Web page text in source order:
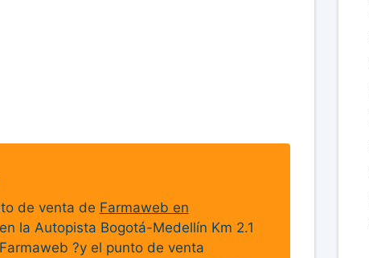
de venta de Farmaweb en
la Autopista Bogotá-Medellín Km 2.1
?y el punto de venta